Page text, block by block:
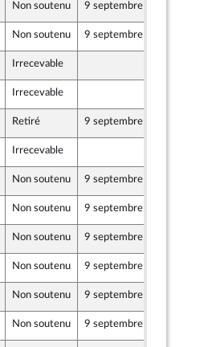
Non soutenu 9 septembre 2019
Non soutenu 9 septembre 2019
Irrecevable
Irrecevable
Retiré 9 septembre 2019
Irrecevable
Non soutenu 9 septembre 2019
Non soutenu 9 septembre 2019
Non soutenu 9 septembre 2019
Non soutenu 9 septembre 2019
Non soutenu 9 septembre 2019
Non soutenu 9 septembre 2019